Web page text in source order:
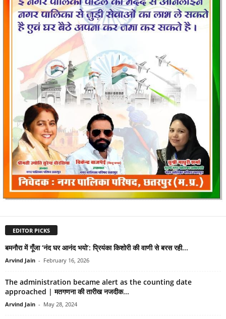
EDITOR PICKS
बमनौरा में गूँजा ‘नंद घर आनंद भयो’: प्रियंका किशोरी की वाणी से बरस रही...
Arvind Jain - February 16, 2026
The administration became alert as the counting date
approached | मतगणना की तारीख नजदीक...
Arvind Jain - May 28, 2024